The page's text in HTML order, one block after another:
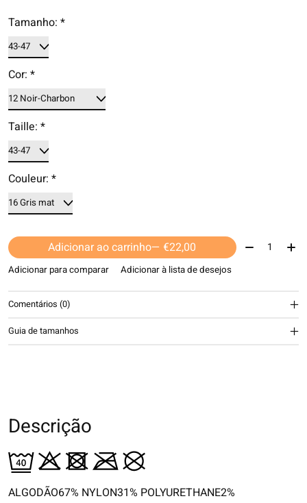
Tamanho: *
Cor: *
Taille: *
Couleur: *
Adicionar ao carrinho — €22,00 Quantidade:
Adicionar para comparar Adicionar à lista de desejos
Comentários (0)
Guia de tamanhos
Descrição
ALGODÃO67% NYLON31% POLYURETHANE2%